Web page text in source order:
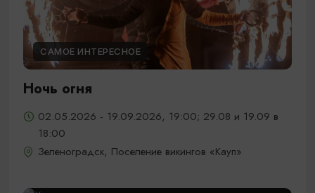
САМОЕ ИНТЕРЕСНОЕ
Ночь огня
02.05.2026 - 19.09.2026, 19:00; 29.08 и 19.09 в
18:00
Зеленоградск, Поселение викингов «Кауп»